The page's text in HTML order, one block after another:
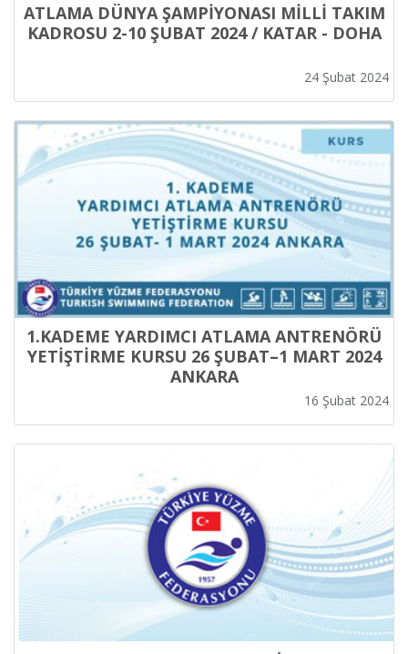
ATLAMA DÜNYA ŞAMPİYONASI MİLLİ TAKIM
KADROSU 2-10 ŞUBAT 2024 / KATAR - DOHA
24 Şubat 2024
1.KADEME YARDIMCI ATLAMA ANTRENÖRÜ
YETİŞTİRME KURSU 26 ŞUBAT–1 MART 2024
ANKARA
16 Şubat 2024